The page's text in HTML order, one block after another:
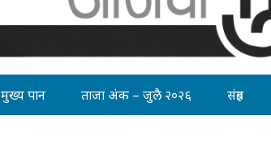
मुख्य पान ताजा अंक – जुलै २०२६ संग्रह